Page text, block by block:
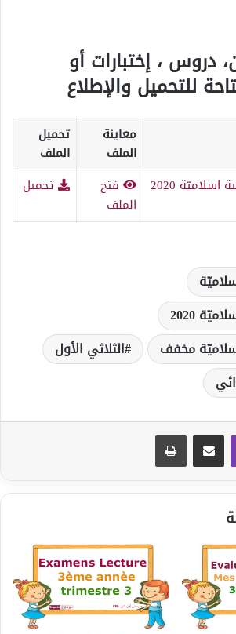
دروس ، إختبارات أو
للتحميل والإطلاع
معاينة
الملف
تحميل
الملف
إمتحانات تربية اسلاميّة 2020
فتح
الملف
تحميل
2020
مخفف
الثلاثي الأول